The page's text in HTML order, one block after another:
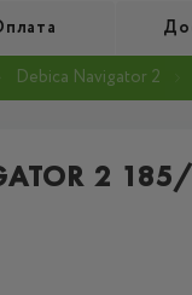
Debica Navigator 2
2